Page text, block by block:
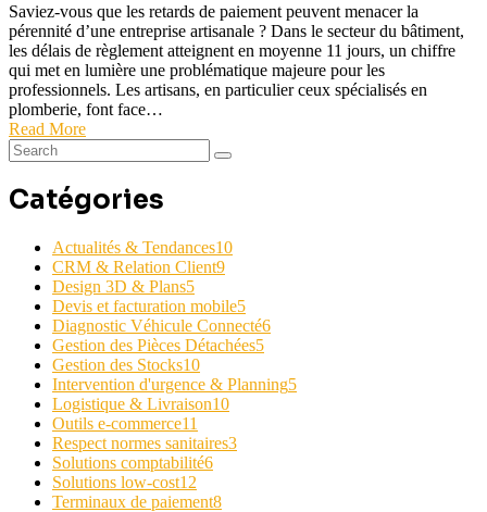
Saviez-vous que les retards de paiement peuvent menacer la
pérennité d’une entreprise artisanale ? Dans le secteur du bâtiment,
les délais de règlement atteignent en moyenne 11 jours, un chiffre
qui met en lumière une problématique majeure pour les
professionnels. Les artisans, en particulier ceux spécialisés en
plomberie, font face…
Read More
Catégories
Actualités & Tendances10
CRM & Relation Client9
Design 3D & Plans5
Devis et facturation mobile5
Diagnostic Véhicule Connecté6
Gestion des Pièces Détachées5
Gestion des Stocks10
Intervention d'urgence & Planning5
Logistique & Livraison10
Outils e-commerce11
Respect normes sanitaires3
Solutions comptabilité6
Solutions low-cost12
Terminaux de paiement8